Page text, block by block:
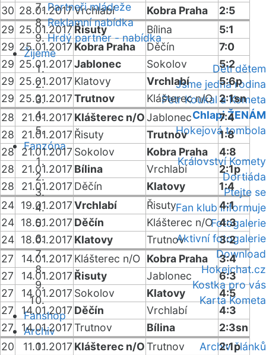
Partneři mládeže
Reklamní nabídka
Hrdý partner - nabídka
Žijeme
Děti dětem
Jsme jedna rodina
Petr Koukal a Kometa
Chlapi ŽENÁM
Hokejová tombola
Fanzóna
Království Komety
Dortiáda
Ptejte se
Fan klub informuje
Fotogalerie
Aktivní fotogalerie
Download
Hokejchat.cz
Kostka pro vás
Karta Kometa
Fanshop
Archiv
Archiv článků
30 28.01.2017Vrchlabí Kobra Praha
2:5
29 25.01.2017Řisuty Bílina
5:1
29 25.01.2017 Kobra Praha Děčín
7:0
29 25.01.2017Jablonec Sokolov
5:2
29 25.01.2017 Klatovy Vrchlabí
5:6p
29 25.01.2017Trutnov Klášterec n/O 2:1sn
28
21.01.2017 Klášterec n/OJablonec
7:4
28
21.01.2017 Řisuty Trutnov
1:8
28
21.01.2017 Sokolov Kobra Praha
4:8
28
21.01.2017 Bílina Vrchlabí
2:1p
28
21.01.2017 Děčín Klatovy
1:4
24 19.01.2017Vrchlabí Řisuty
4:1
24 18.01.2017 Děčín Klášterec n/O 4:3
24 18.01.2017 Klatovy Trutnov
3:2
27
14.01.2017 Klášterec n/O Kobra Praha
3:4
27
14.01.2017 Řisuty Jablonec
6:3
27
14.01.2017 Sokolov Klatovy
4:5
27
14.01.2017 Děčín Vrchlabí
4:3
27
14.01.2017Trutnov Bílina
2:3sn
20
11.01.2017 Klášterec n/OTrutnov
2:1p